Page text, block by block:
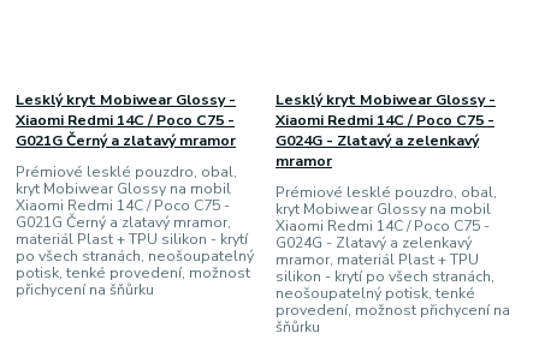
Lesklý kryt Mobiwear Glossy -
Xiaomi Redmi 14C / Poco C75 -
G021G Černý a zlatavý mramor
Prémiové lesklé pouzdro, obal,
kryt Mobiwear Glossy na mobil
Xiaomi Redmi 14C / Poco C75 -
G021G Černý a zlatavý mramor,
materiál Plast + TPU silikon - krytí
po všech stranách, neošoupatelný
potisk, tenké provedení, možnost
přichycení na šňůrku
Lesklý kryt Mobiwear Glossy -
Xiaomi Redmi 14C / Poco C75 -
G024G - Zlatavý a zelenkavý
mramor
Prémiové lesklé pouzdro, obal,
kryt Mobiwear Glossy na mobil
Xiaomi Redmi 14C / Poco C75 -
G024G - Zlatavý a zelenkavý
mramor, materiál Plast + TPU
silikon - krytí po všech stranách,
neošoupatelný potisk, tenké
provedení, možnost přichycení na
šňůrku